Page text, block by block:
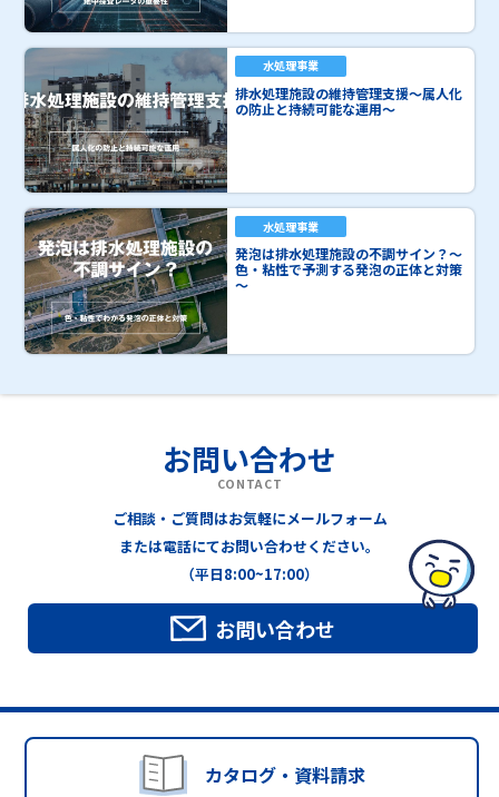
水処理事業
排水処理施設の維持管理支援～属人化
の防止と持続可能な運用～
水処理事業
発泡は排水処理施設の不調サイン？～
色・粘性で予測する発泡の正体と対策
～
お問い合わせ
CONTACT
ご相談・ご質問はお気軽にメールフォーム
または電話にてお問い合わせください。
（平日8:00~17:00）
お問い合わせ
カタログ・資料請求